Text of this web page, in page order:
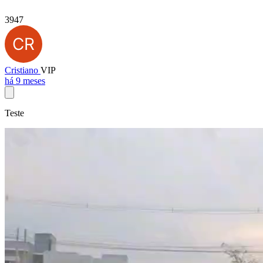
3947
Cristiano VIP
há 9 meses
Teste